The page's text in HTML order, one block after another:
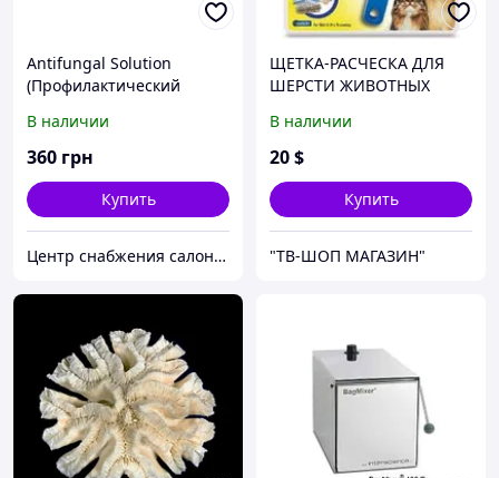
Antifungal Solution
(Профилактический
спрей) 200 мл.
В наличии
360 грн
Купить
Центр снабжения салонов красоты DenIC
ЩЕТКА-РАСЧЕСКА ДЛЯ
ШЕРСТИ ЖИВОТНЫХ
В наличии
20$
Купить
"ТВ-ШОП МАГАЗИН"